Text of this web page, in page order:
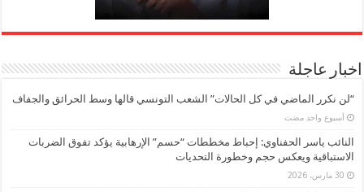
اخبار عاجلة
“لن نكرر الماضي في كل الحالات” الشعب التونسي قالها وسط الحرائق والجفاف
‏أسبوع واحد مضت
النائب ياسر الحفناوي: إحباط مخططات “حسم” الإرهابية يؤكد تفوق الضربات
الاستباقية ويعكس حجم وخطورة التحديات
30 مارس، 2026